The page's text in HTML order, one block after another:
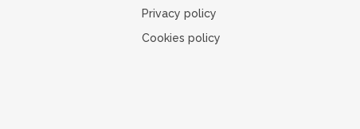
Privacy policy
Cookies policy